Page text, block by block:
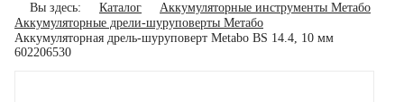
Вы здесь: Каталог
Аккумуляторные инструменты Метабо
Аккумуляторные дрели-шуруповерты Метабо
Аккумуляторная дрель-шуруповерт Metabo BS 14.4, 10 мм
602206530